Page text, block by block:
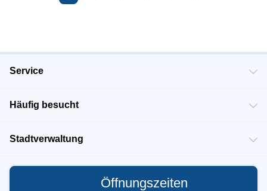
Aussichtsplattform in die Ferne blicken und unten im
Bistro WINDKÖKEN kannst du jederzeit eine kurze Pause
ERLEBNIS ZENTRUM Ostfriesland event
Service
Häufig besucht
Stadtverwaltung
Öffnungszeiten